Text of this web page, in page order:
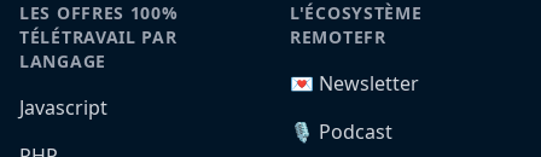
LES OFFRES 100%
TÉLÉTRAVAIL PAR
LANGAGE
Javascript
L'ÉCOSYSTÈME
REMOTEFR
💌 Newsletter
🎙️ Podcast